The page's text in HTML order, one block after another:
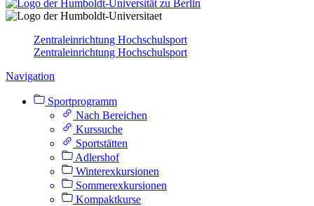
Zentraleinrichtung Hochschulsport
Zentraleinrichtung Hochschulsport
Navigation
Sportprogramm
Nach Bereichen
Kurssuche
Sportstätten
Adlershof
Winterexkursionen
Sommerexkursionen
Kompaktkurse